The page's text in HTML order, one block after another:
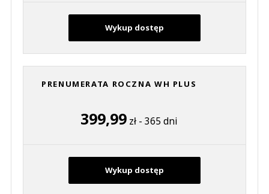
Wykup dostęp
PRENUMERATA ROCZNA WH PLUS
399,99zł - 365 dni
Wykup dostęp